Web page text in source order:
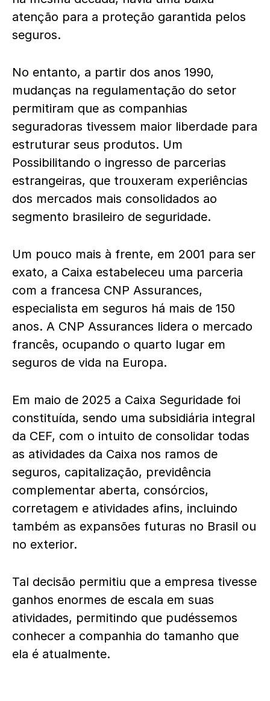
atenção para a proteção garantida pelos
seguros.
No entanto, a partir dos anos 1990,
mudanças na regulamentação do setor
permitiram que as companhias
seguradoras tivessem maior liberdade para
estruturar seus produtos. Um
Possibilitando o ingresso de parcerias
estrangeiras, que trouxeram experiências
dos mercados mais consolidados ao
segmento brasileiro de seguridade.
Um pouco mais à frente, em 2001 para ser
exato, a Caixa estabeleceu uma parceria
com a francesa CNP Assurances,
especialista em seguros há mais de 150
anos. A CNP Assurances lidera o mercado
francês, ocupando o quarto lugar em
seguros de vida na Europa.
Em maio de 2025 a Caixa Seguridade foi
constituída, sendo uma subsidiária integral
da CEF, com o intuito de consolidar todas
as atividades da Caixa nos ramos de
seguros, capitalização, previdência
complementar aberta, consórcios,
corretagem e atividades afins, incluindo
também as expansões futuras no Brasil ou
no exterior.
Tal decisão permitiu que a empresa tivesse
ganhos enormes de escala em suas
atividades, permitindo que pudéssemos
conhecer a companhia do tamanho que
ela é atualmente.